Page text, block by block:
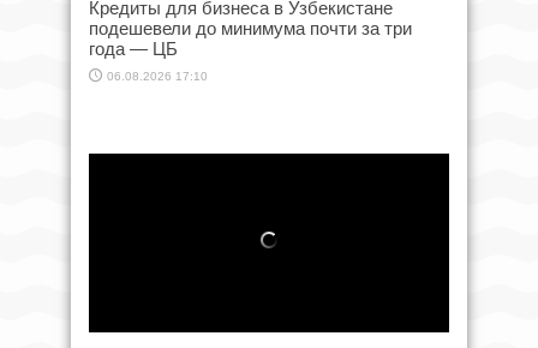
Кредиты для бизнеса в Узбекистане
подешевели до минимума почти за три
года — ЦБ
06.08.2026 17:10